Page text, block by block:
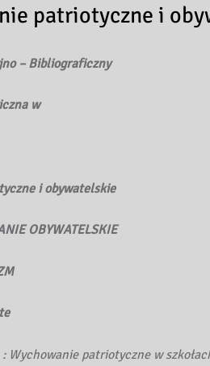
patriotyczne i
– Bibliograficzny
w
i obywatelskie
OBYWATELSKIE
Wychowanie patriotyczne w